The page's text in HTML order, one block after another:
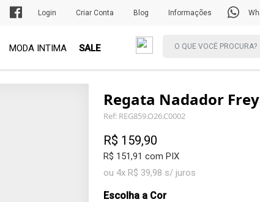
TROCA GRÁTIS Informações
Blog
Criar Conta
Login
MODA INTIMA SALE
Regata Nadador
Ref: REG859.O26.C0002
R$ 159,90
R$ 151,91 com PIX
ou 4x R$ 39,98 s/ juros
Escolha a Cor